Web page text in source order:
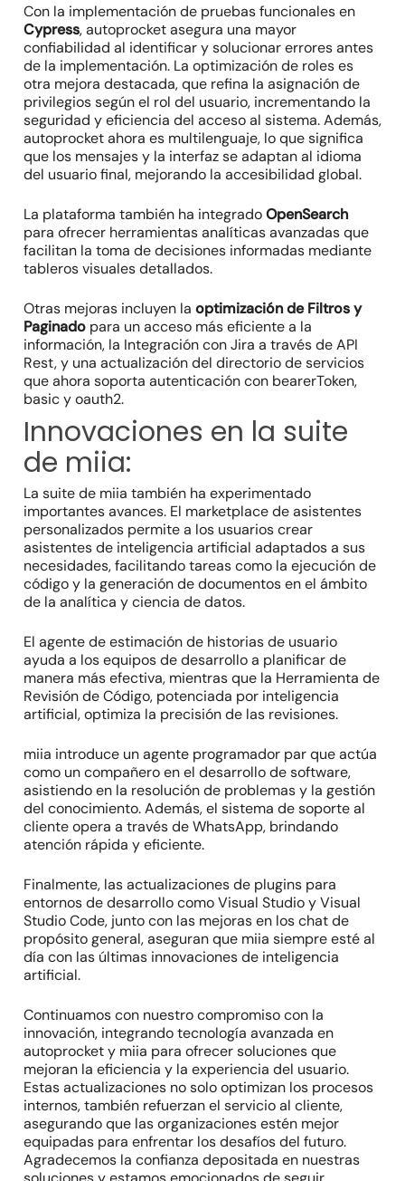
Con la implementación de pruebas funcionales en
Cypress, autoprocket asegura una mayor
confiabilidad al identificar y solucionar errores antes
de la implementación. La optimización de roles es
otra mejora destacada, que refina la asignación de
privilegios según el rol del usuario, incrementando la
seguridad y eficiencia del acceso al sistema. Además,
autoprocket ahora es multilenguaje, lo que significa
que los mensajes y la interfaz se adaptan al idioma
del usuario final, mejorando la accesibilidad global.
La plataforma también ha integradoOpenSearch
para ofrecer herramientas analíticas avanzadas que
facilitan la toma de decisiones informadas mediante
tableros visuales detallados.
Otras mejoras incluyen la optimización de Filtros y
Paginado para un acceso más eficiente a la
información, la Integración con Jira a través de API
Rest, y una actualización del directorio de servicios
que ahora soporta autenticación con bearerToken,
basic y oauth2.
Innovaciones en la suite
de miia:
La suite de miia también ha experimentado
importantes avances. El marketplace de asistentes
personalizados permite a los usuarios crear
asistentes de inteligencia artificial adaptados a sus
necesidades, facilitando tareas como la ejecución de
código y la generación de documentos en el ámbito
de la analítica y ciencia de datos.
El agente de estimación de historias de usuario
ayuda a los equipos de desarrollo a planificar de
manera más efectiva, mientras que la Herramienta de
Revisión de Código, potenciada por inteligencia
artificial, optimiza la precisión de las revisiones.
miia introduce un agente programador par que actúa
como un compañero en el desarrollo de software,
asistiendo en la resolución de problemas y la gestión
del conocimiento. Además, el sistema de soporte al
cliente opera a través de WhatsApp, brindando
atención rápida y eficiente.
Finalmente, las actualizaciones de plugins para
entornos de desarrollo como Visual Studio y Visual
Studio Code, junto con las mejoras en los chat de
propósito general, aseguran que miia siempre esté al
día con las últimas innovaciones de inteligencia
artificial.
Continuamos con nuestro compromiso con la
innovación, integrando tecnología avanzada en
autoprocket y miia para ofrecer soluciones que
mejoran la eficiencia y la experiencia del usuario.
Estas actualizaciones no solo optimizan los procesos
internos, también refuerzan el servicio al cliente,
asegurando que las organizaciones estén mejor
equipadas para enfrentar los desafíos del futuro.
Agradecemos la confianza depositada en nuestras